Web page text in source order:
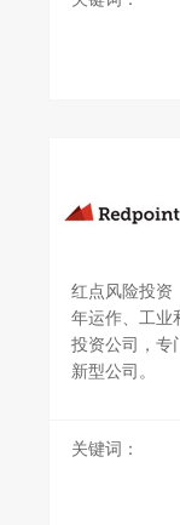
红点风险投
年运作、工业
投资公司，专
新型公司。
关键词：